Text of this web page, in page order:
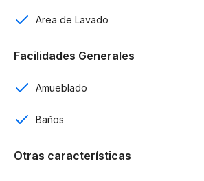
Gimnasio
Area de Lavado
Facilidades Generales
Amueblado
Baños
Otras características